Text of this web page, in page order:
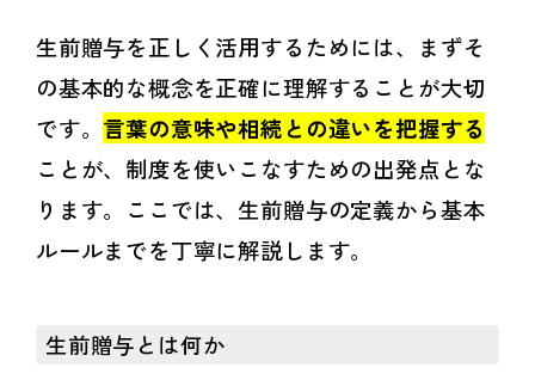
生前贈与を正しく活用するためには、まずそ
の基本的な概念を正確に理解することが大切
です。 言葉の意味や相続との違いを把握する
ことが、制度を使いこなすための出発点とな
ります。ここでは、生前贈与の定義から基本
ルールまでを丁寧に解説します。
生前贈与とは何か